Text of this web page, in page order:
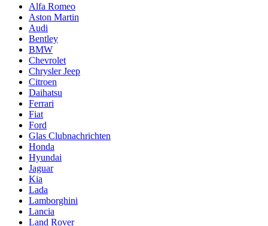
Alfa Romeo
Aston Martin
Audi
Bentley
BMW
Chevrolet
Chrysler Jeep
Citroen
Daihatsu
Ferrari
Fiat
Ford
Glas Clubnachrichten
Honda
Hyundai
Jaguar
Kia
Lada
Lamborghini
Lancia
Land Rover